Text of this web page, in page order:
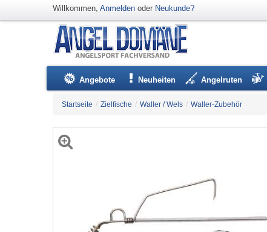
Willkommen, Anmelden oder Neukunde?
Angebote Neuheiten Angelruten
Startseite / Zielfische / Waller / Wels / Waller-Zubehör